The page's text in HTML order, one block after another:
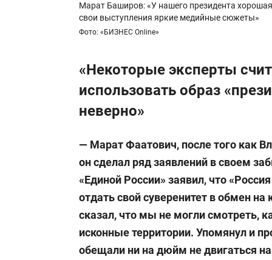
Марат Баширов: «У нашего президента
свои выступления яркие медийные сюжеты»
Фото: «БИЗНЕС Online»
«Некоторые эксперты
использовать образ
неверно»
— Марат Фаатович, после того как
он сделал ряд заявлений в своем
«Единой России» заявил, что
отдать свой суверенитет в обмен
сказал, что мы не могли смотреть,
исконные территории. Упомянул и
обещали ни на дюйм не двигаться